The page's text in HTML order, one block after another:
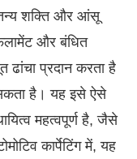
तन्य शक्ति और आंसू
और बंधित
प्रदान करता है
सकता है। यह इसे ऐसे
महत्वपूर्ण है, जैसे
कार्पेटिंग में, यह